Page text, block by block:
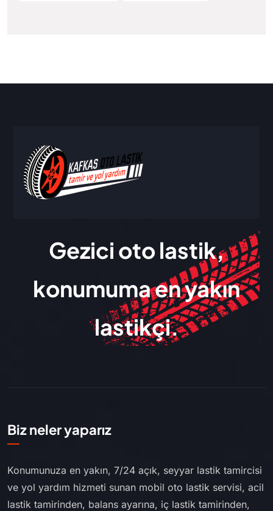
Gezici oto lastik,
konumuma en yakın
lastikçi.
Biz neler yaparız
Konumunuza en yakın, 7/24 açık, seyyar lastik tamircisi
ve yol yardım hizmeti sunan mobil oto lastik servisi, acil
lastik tamirinden, balans ayarına, iç lastik tamirinden,